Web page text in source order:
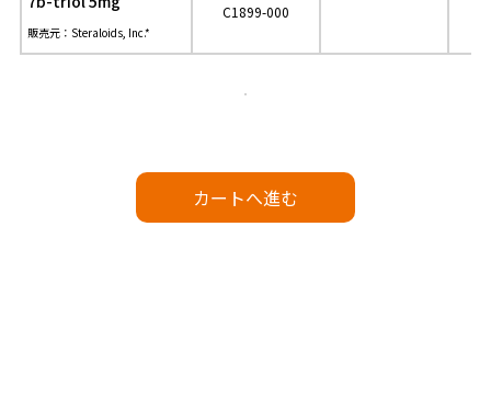
販売元：Steraloids, Inc.*
C1899-000
カートへ進む